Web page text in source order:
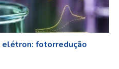
fotorredução